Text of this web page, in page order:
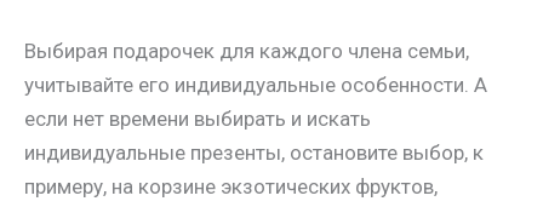
Выбирая подарочек для каждого члена семьи,
учитывайте его индивидуальные особенности. А
если нет времени выбирать и искать
индивидуальные презенты, остановите выбор, к
примеру, на корзине экзотических фруктов,